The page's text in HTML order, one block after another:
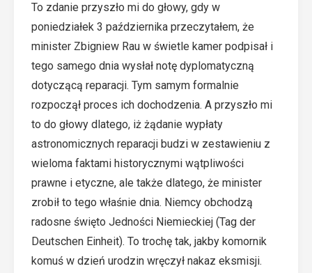
To zdanie przyszło mi do głowy, gdy w
poniedziałek 3 października przeczytałem, że
minister Zbigniew Rau w świetle kamer podpisał i
tego samego dnia wysłał notę dyplomatyczną
dotyczącą reparacji. Tym samym formalnie
rozpoczął proces ich dochodzenia. A przyszło mi
to do głowy dlatego, iż żądanie wypłaty
astronomicznych reparacji budzi w zestawieniu z
wieloma faktami historycznymi wątpliwości
prawne i etyczne, ale także dlatego, że minister
zrobił to tego właśnie dnia. Niemcy obchodzą
radosne święto Jedności Niemieckiej (Tag der
Deutschen Einheit). To trochę tak, jakby komornik
komuś w dzień urodzin wręczył nakaz eksmisji.